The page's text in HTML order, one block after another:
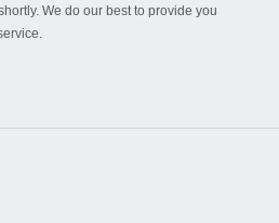
We do our best to provide you